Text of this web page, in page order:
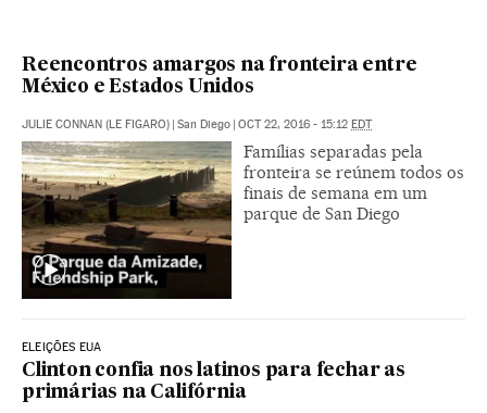
Reencontros amargos na fronteira entre
México e Estados Unidos
JULIE CONNAN (LE FIGARO) | San Diego | OCT 22, 2016 - 15:12 EDT
Famílias separadas pela
fronteira se reúnem todos os
finais de semana em um
parque de San Diego
ELEIÇÕES EUA
Clinton confia nos latinos para fechar as
primárias na Califórnia